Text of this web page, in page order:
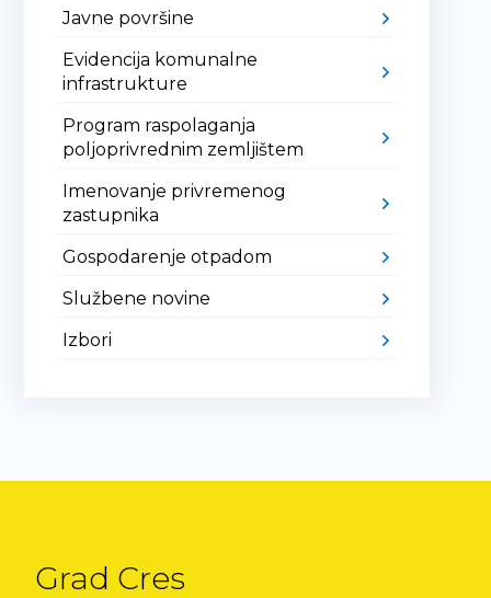
Javne površine
Evidencija komunalne
infrastrukture
Program raspolaganja
poljoprivrednim zemljištem
Imenovanje privremenog
zastupnika
Gospodarenje otpadom
Službene novine
Izbori
Grad Cres